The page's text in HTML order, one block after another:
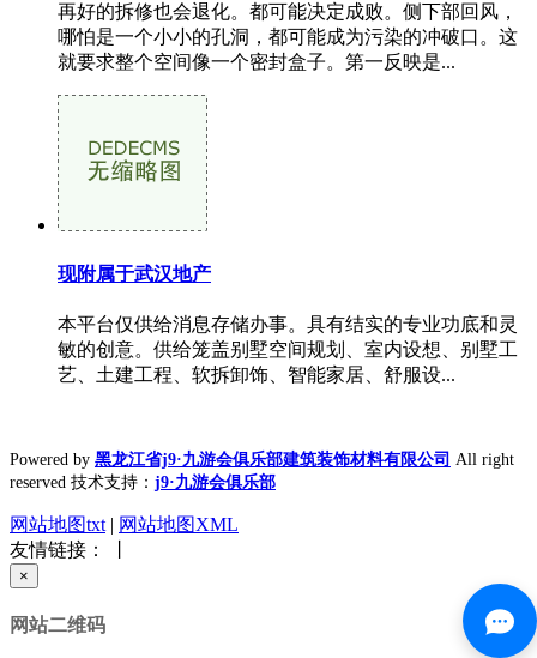
再好的拆修也会退化。都可能决定成败。侧下部回风，
哪怕是一个小小的孔洞，都可能成为污染的冲破口。这
就要求整个空间像一个密封盒子。第一反映是...
现附属于武汉地产
本平台仅供给消息存储办事。具有结实的专业功底和灵
敏的创意。供给笼盖别墅空间规划、室内设想、别墅工
艺、土建工程、软拆卸饰、智能家居、舒服设...
Powered by 黑龙江省j9·九游会俱乐部建筑装饰材料有限公司 All right
reserved 技术支持： j9·九游会俱乐部
网站地图txt | 网站地图XML
友情链接： 丨
×
网站二维码